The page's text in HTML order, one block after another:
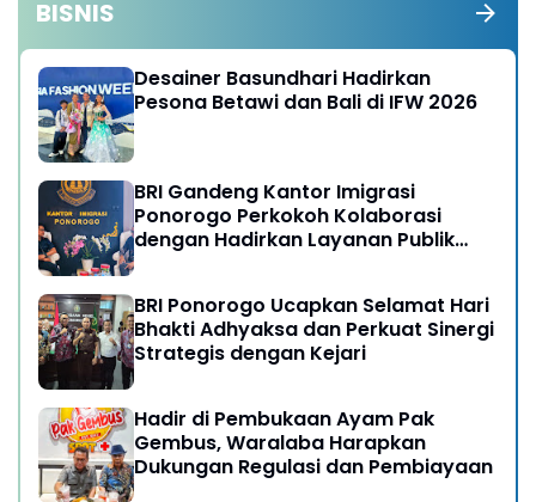
BISNIS
Desainer Basundhari Hadirkan
Pesona Betawi dan Bali di IFW 2026
BRI Gandeng Kantor Imigrasi
Ponorogo Perkokoh Kolaborasi
dengan Hadirkan Layanan Publik
BRI Ponorogo Ucapkan Selamat Hari
Bhakti Adhyaksa dan Perkuat Sinergi
Strategis dengan Kejari
Hadir di Pembukaan Ayam Pak
Gembus, Waralaba Harapkan
Dukungan Regulasi dan Pembiayaan